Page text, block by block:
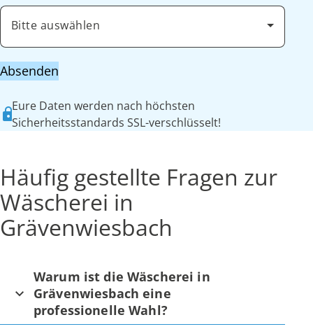
Bitte auswählen
Absenden
Eure Daten werden nach höchsten
Sicherheitsstandards SSL-verschlüsselt!
Häufig gestellte Fragen zur
Wäscherei in
Grävenwiesbach
Warum ist die Wäscherei in
Grävenwiesbach eine
professionelle Wahl?